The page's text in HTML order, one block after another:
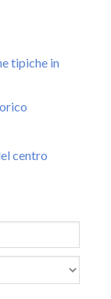
tipiche in
centro